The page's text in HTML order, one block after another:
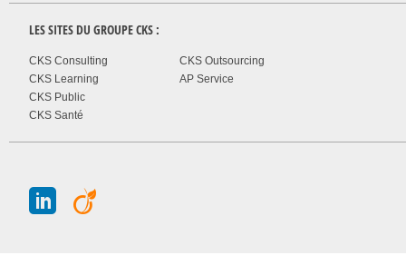
LES SITES DU GROUPECKS :
CKS Consulting
CKS Learning
CKS Public
CKS Santé
CKS Outsourcing
AP Service
J A